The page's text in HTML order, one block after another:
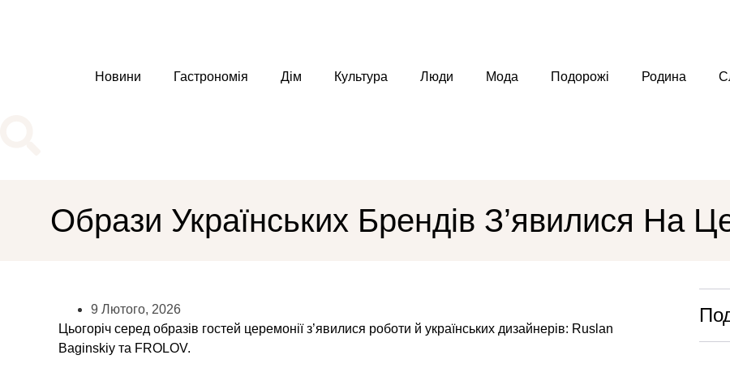
Новини Гастрономія Дім Культура Люди Мода Подорожі Родина
Образи Українських Брендів З’явилися На
9 Лютого, 2026
Цьогоріч серед образів гостей церемонії з’явилися роботи й українських дизайнерів: Ruslan
Baginskiy та FROLOV.